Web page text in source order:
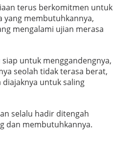
terus berkomitmen untuk
yang membutuhkannya,
mengalami ujian merasa
untuk menggandengnya,
seolah tidak terasa berat,
diajaknya untuk saling
selalu hadir ditengah
dan membutuhkannya.